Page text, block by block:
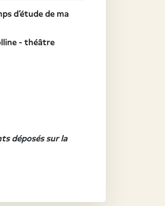
d’étude de ma
- théâtre
déposés sur la